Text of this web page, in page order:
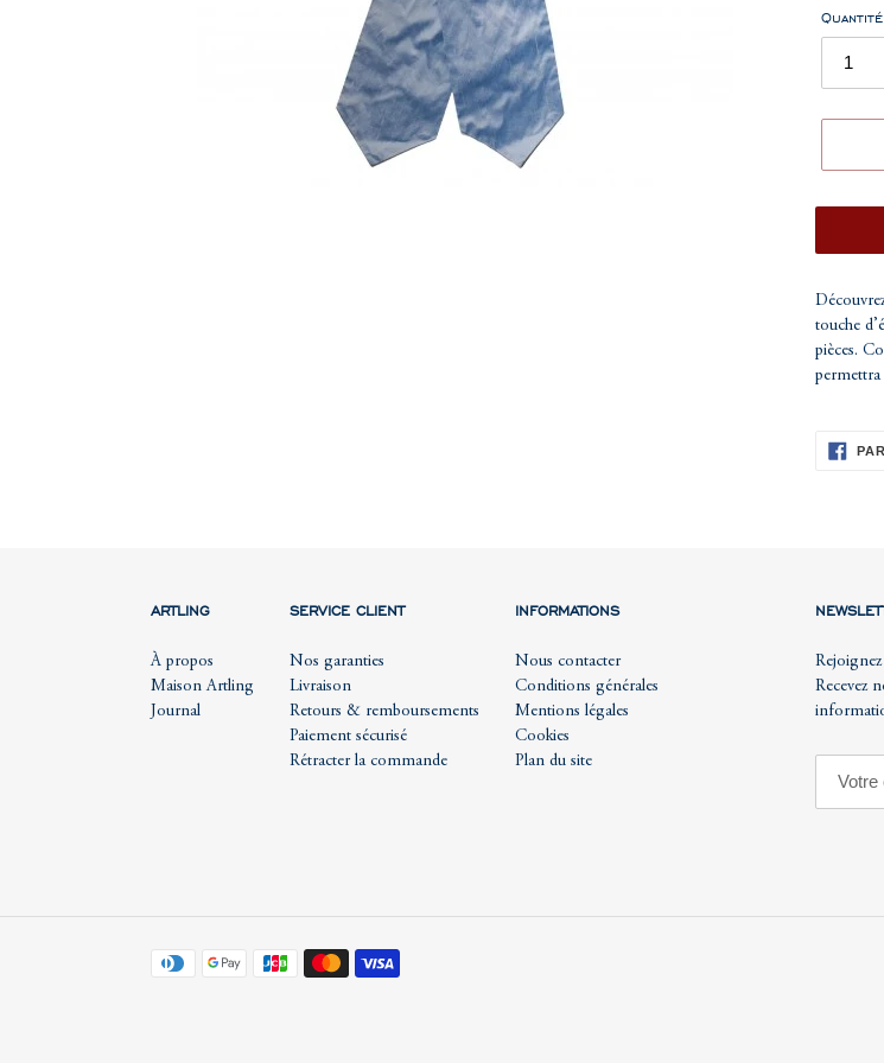
Quantité
d'un
produit
à
votre
touche
pièces.
permettra
ARTLING
À propos
Maison Artling
Journal
SERVICE CLIENT
Nos garanties
Livraison
Retours & remboursements
Paiement sécurisé
Rétracter la commande
INFORMATIONS
Nous contacter
Conditions générales
Mentions légales
Cookies
Plan du site
Recevez
Moyens